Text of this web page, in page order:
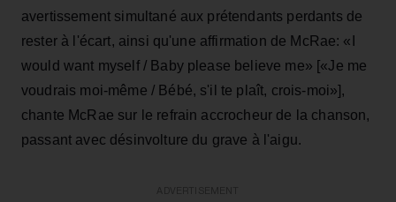
avertissement simultané aux prétendants perdants de
rester à l'écart, ainsi qu'une affirmation de McRae: «I
would want myself / Baby please believe me» [«Je me
voudrais moi-même / Bébé, s'il te plaît, crois-moi»],
chante McRae sur le refrain accrocheur de la chanson,
passant avec désinvolture du grave à l'aigu.